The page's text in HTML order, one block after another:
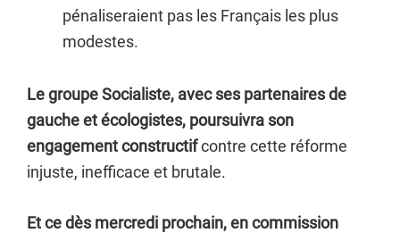
pénaliseraient pas les Français les plus
modestes.
Le groupe Socialiste, avec ses partenaires de
gauche et écologistes, poursuivra son
engagement constructifcontre cette réforme
injuste, inefficace et brutale.
Et ce dès mercredi prochain, en commission